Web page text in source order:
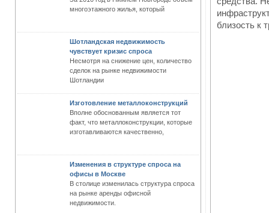
многоэтажного жилья, который
Шотландская недвижимость
чувствует кризис спроса
Несмотря на снижение цен, количество
сделок на рынке недвижимости
Шотландии
Изготовление металлоконструкций
Вполне обоснованным является тот
факт, что металлоконструкции, которые
изготавливаются качественно,
Изменения в структуре спроса на
офисы в Москве
В столице изменилась структура спроса
на рынке аренды офисной
недвижимости.
близость к